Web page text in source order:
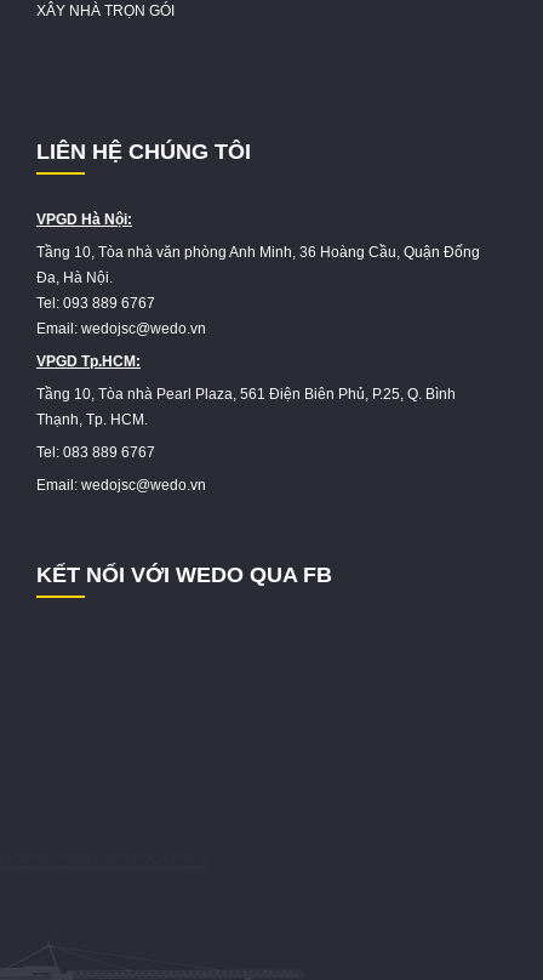
XÂY NHÀ TRỌN GÓI
LIÊN HỆ CHÚNG TÔI
VPGD Hà Nội:
Tầng 10, Tòa nhà văn phòng Anh Minh, 36 Hoàng Cầu, Quận Đống
Đa, Hà Nội.
Tel: 093 889 6767
Email: wedojsc@wedo.vn
VPGD Tp.HCM:
Tầng 10, Tòa nhà Pearl Plaza, 561 Điện Biên Phủ, P.25, Q. Bình
Thạnh, Tp. HCM.
Tel: 083 889 6767
Email: wedojsc@wedo.vn
KẾT NỐI VỚI WEDO QUA FB